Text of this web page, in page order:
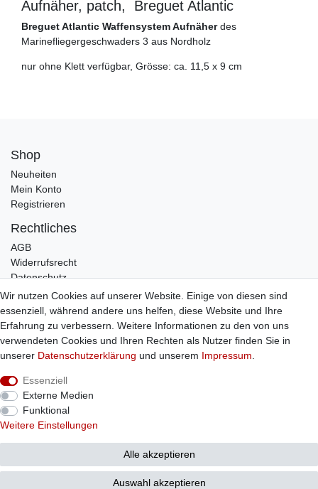
Aufnäher, patch, Breguet Atlantic
Breguet Atlantic Waffensystem Aufnäherdes
Marinefliegergeschwaders 3 aus Nordholz
nur ohne Klett verfügbar, Grösse: ca. 11,5 x 9 cm
Shop
Neuheiten
Mein Konto
Registrieren
Rechtliches
AGB
Widerrufsrecht
Datenschutz
Impressum
Infos
Zahlung / Versand
Individuelle Anfertigung
Bestellung widerrufen
Wir nutzen Cookies auf unserer Website. Einige von diesen sind
essenziell, während andere uns helfen, diese Website und Ihre
Erfahrung zu verbessern. Weitere Informationen zu den von uns
verwendeten Cookies und Ihren Rechten als Nutzer finden Sie in
unserer Daten­schutz­erklärung und unserem Impressum
Essenziell
Externe Medien
Funktional
Weitere Einstellungen
Alle akzeptieren
Auswahl akzeptieren
© Copyright 2026 Sticker Shop Strerath